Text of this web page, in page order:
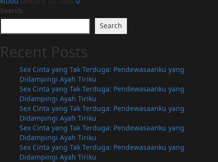
Search
Search
Recent Posts
Sex Cinta yang Tak Terduga: Pendewasaanku yang
Didampingi Ayah Tiriku
Sex Cinta yang Tak Terduga: Pendewasaanku yang
Didampingi Ayah Tiriku
Sex Cinta yang Tak Terduga: Pendewasaanku yang
Didampingi Ayah Tiriku
Sex Cinta yang Tak Terduga: Pendewasaanku yang
Didampingi Ayah Tiriku
Sex Cinta yang Tak Terduga: Pendewasaanku yang
Didampingi Ayah Tiriku